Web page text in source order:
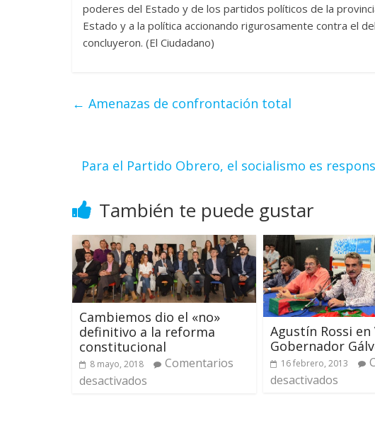
poderes del Estado y de los partidos políticos de la
Estado y a la política accionando rigurosamente contra el
concluyeron. (El Ciudadano)
← Amenazas de confrontación total
Para el Partido Obrero, el socialismo es
También te puede gustar
Cambiemos dio el «no»
definitivo a la reforma
constitucional
8 mayo, 2018
Comentarios
desactivados
Agustín Rossi en
Gobernador
16 febrero, 2013
desactivados